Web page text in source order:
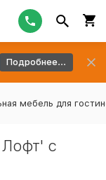
Подробнее...
мебель для
Лофт' с